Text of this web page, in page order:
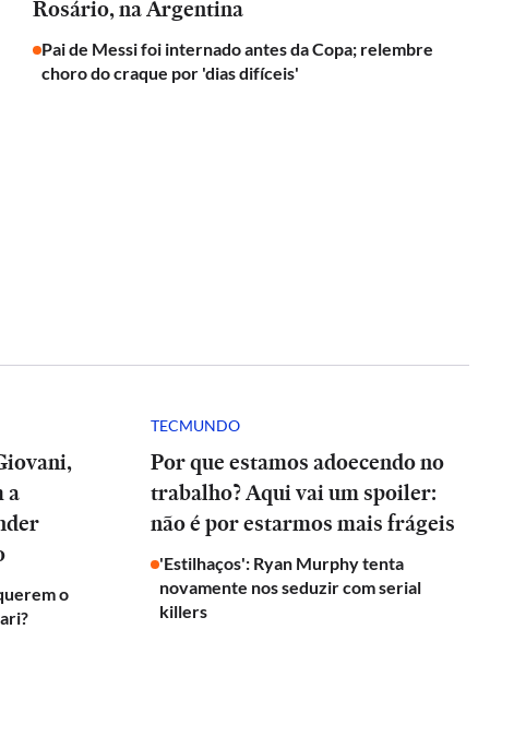
Rosário, na Argentina
Pai de Messi foi internado antes da Copa; relembre
choro do craque por 'dias difíceis'
a
o
TECMUNDO
Por que estamos adoecendo no
trabalho? Aqui vai um spoiler:
não é por estarmos mais frágeis
'Estilhaços': Ryan Murphy tenta
novamente nos seduzir com serial
killers